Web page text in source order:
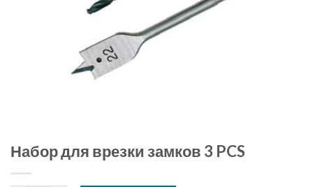
Набор для врезки замков 3 PCS